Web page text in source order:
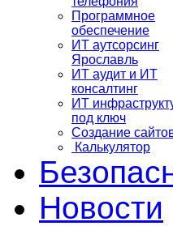
Программное
обеспечение
ИТ аутсорсинг
Ярославль
ИТ аудит и ИТ
консалтинг
ИТ
под ключ
Создание
Калькулятор
Новости